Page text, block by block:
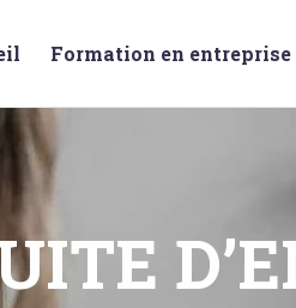
Formation en entreprise